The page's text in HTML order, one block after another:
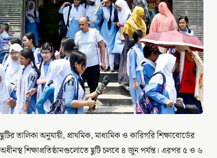
ছুটির তালিকা অনুযায়ী, প্রাথমিক, মাধ্যমিক ও কারিগরি শিক্ষাবোর্ডের
অধীনস্থ শিক্ষাপ্রতিষ্ঠানগুলোতে ছুটি চলবে ৪ জুন পর্যন্ত। এরপর ৫ ও ৬